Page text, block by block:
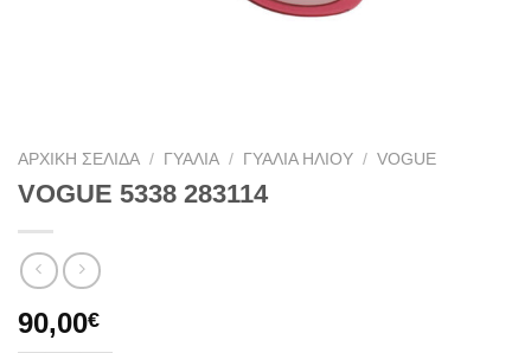
ΑΡΧΙΚΉ ΣΕΛΊΔΑ / ΓΥΑΛΙΆ / ΓΥΑΛΙΆ ΗΛΊΟΥ / VOGUE
VOGUE 5338 283114
90,00€